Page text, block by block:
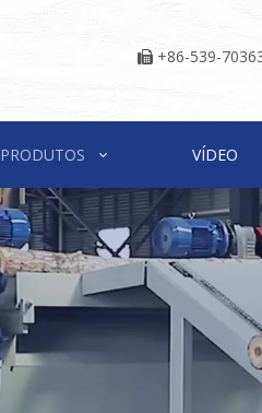
 +86-539-
PRODUTOS VÍDEO